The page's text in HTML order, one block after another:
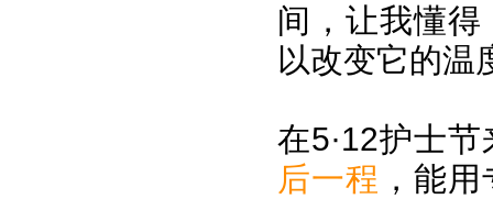
间，让我懂
以改变它的温
在5·12护士
后一程 ，能